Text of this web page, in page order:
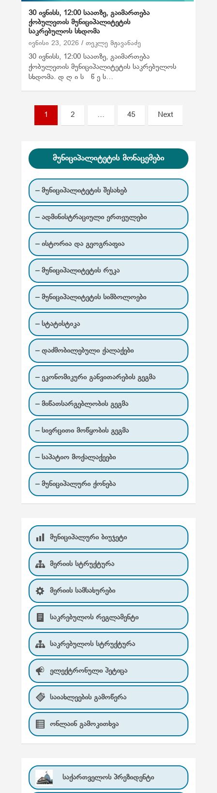
30 ივნისს, 12:00 საათზე, გაიმართება
ქობულეთის მუნიციპალიტეტის
საკრებულოს სხდომა
ივნისი 23, 2026 თეკლე მჟავანაძე
30 ივნისს, 12:00 საათზე, გაიმართება
ქობულეთის მუნიციპალიტეტის საკრებულოს
სხდომა. დ ღ ი ს წ ე ს…
რ
რ
დ
თ
დ
ლ
1 2 … 45 Next
მუნიციპალიტეტის მონაცემები
– მუნიციპალიტეტის შესახებ
– ადმინისტრაციული ერთეულები
– ისტორია და გეოგრაფია
– მუნიციპალიტეტის რუკა
– მუნიციპალიტეტის სიმბოლოები
– სტატისტიკა
– დაძმობილებული ქალაქები
– ეკონომიკური განვითარების გეგმა
– მიწათსარგებლობის გეგმა
– სივრცითი მოწყობის გეგმა
– საპატიო მოქალაქეები
– მუნიციპალური ქონება
მუნიციპალური ბიუჯეტი
მერიის სტრუქტურა
მერიის სამსახურები
საკრებულოს რეგლამენტი
საკრებულოს სტრუქტურა
ელექტრონული პეტიცა
საიახლეების გამოწერა
ონლაინ გამოკითხვა
საქართველოს პრეზიდენტი